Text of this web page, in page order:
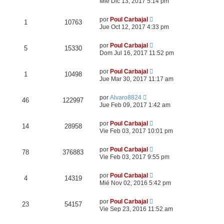
1 10763 por Poul Carbajal
Jue Oct 12, 2017 4:33 pm
5 15330 por Poul Carbajal
Dom Jul 16, 2017 11:52 pm
1 10498 por Poul Carbajal
Jue Mar 30, 2017 11:17 am
46 122997 por Alvaro8824
Jue Feb 09, 2017 1:42 am
14 28958 por Poul Carbajal
Vie Feb 03, 2017 10:01 pm
78 376883 por Poul Carbajal
Vie Feb 03, 2017 9:55 pm
4 14319 por Poul Carbajal
Mié Nov 02, 2016 5:42 pm
23 54157 por Poul Carbajal
Vie Sep 23, 2016 11:52 am